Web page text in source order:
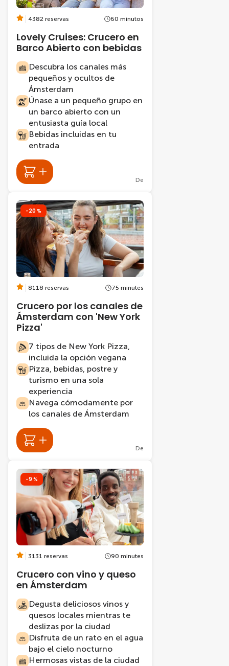
4382 reservas 60 minutos
Lovely Cruises: Crucero en
Barco Abierto con bebidas
Descubra los canales más
pequeños y ocultos de
Ámsterdam
Únase a un pequeño grupo en
un barco abierto con un
entusiasta guía local
Bebidas incluidas en tu
entrada
De
-20 %
8118 reservas 75 minutes
Crucero por los canales de
Ámsterdam con 'New York
Pizza'
7 tipos de New York Pizza,
incluida la opción vegana
Pizza, bebidas, postre y
turismo en una sola
experiencia
Navega cómodamente por
los canales de Ámsterdam
De
-9 %
3131 reservas 90 minutes
Crucero con vino y queso
en Ámsterdam
Degusta deliciosos vinos y
quesos locales mientras te
deslizas por la ciudad
Disfruta de un rato en el agua
bajo el cielo nocturno
Hermosas vistas de la ciudad